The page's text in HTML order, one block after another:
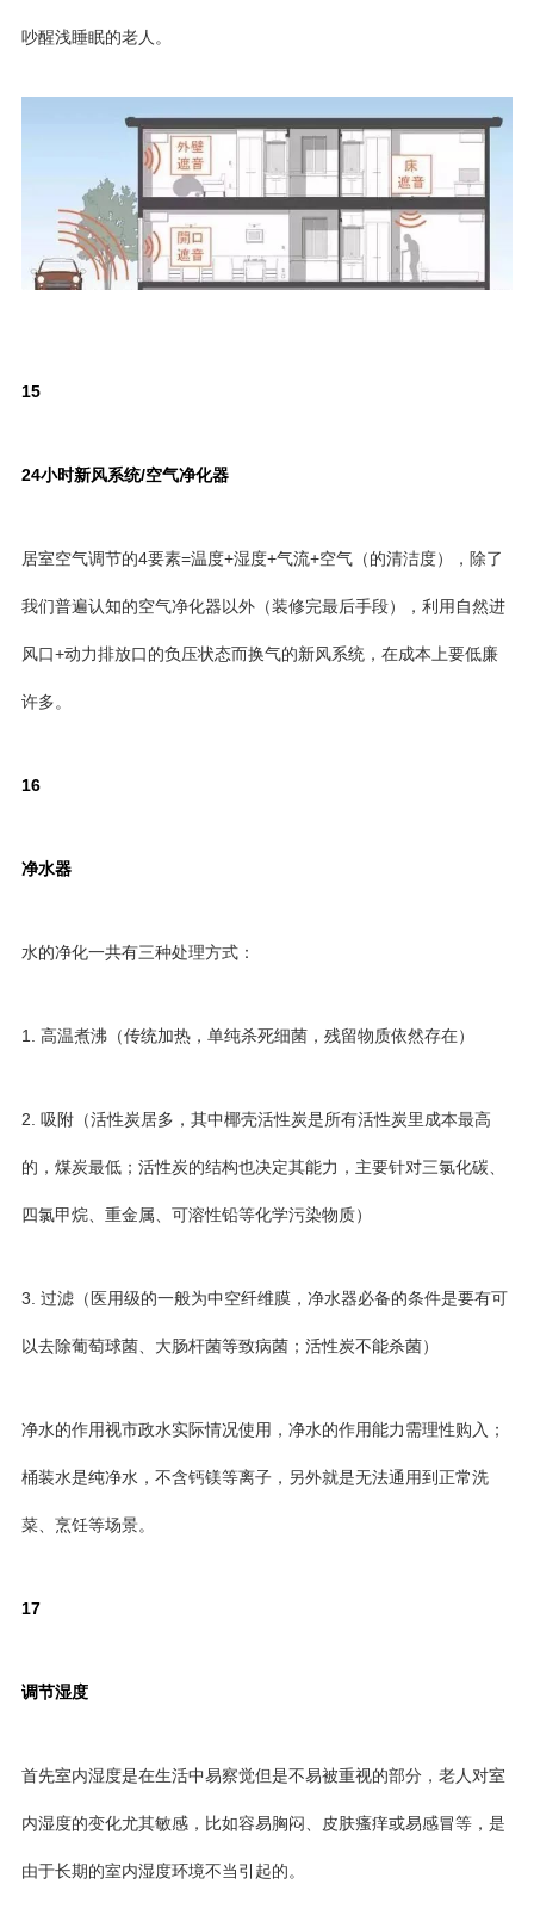
吵醒浅睡眠的老人。
15
24小时新风系统/空气净化器
居室空气调节的4要素=温度+湿度+气流+空气（的清洁度），除了
我们普遍认知的空气净化器以外（装修完最后手段），利用自然进
风口+动力排放口的负压状态而换气的新风系统，在成本上要低廉
许多。
16
净水器
水的净化一共有三种处理方式：
1. 高温煮沸（传统加热，单纯杀死细菌，残留物质依然存在）
2. 吸附（活性炭居多，其中椰壳活性炭是所有活性炭里成本最高
的，煤炭最低；活性炭的结构也决定其能力，主要针对三氯化碳、
四氯甲烷、重金属、可溶性铅等化学污染物质）
3. 过滤（医用级的一般为中空纤维膜，净水器必备的条件是要有可
以去除葡萄球菌、大肠杆菌等致病菌；活性炭不能杀菌）
净水的作用视市政水实际情况使用，净水的作用能力需理性购入；
桶装水是纯净水，不含钙镁等离子，另外就是无法通用到正常洗
菜、烹饪等场景。
17
调节湿度
首先室内湿度是在生活中易察觉但是不易被重视的部分，老人对室
内湿度的变化尤其敏感，比如容易胸闷、皮肤瘙痒或易感冒等，是
由于长期的室内湿度环境不当引起的。